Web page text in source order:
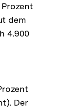
dem
4.900
Der